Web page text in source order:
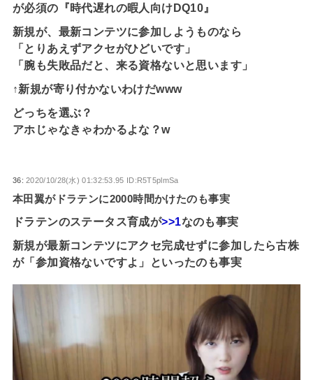
が必須の『時代遅れの暇人向けDQ10』
新規が、最新コンテツに参加しようものなら
「とりあえずアクセがひどいです」
「腕も失敗品だと、来る資格ないと思います」
↑新規が寄り付かないわけだwww
どっちを選ぶ？
アホじゃなきゃわかるよな？w
36:2020/10/28(水) 01:32:53.95 ID:R5T5plmSa
本田翼がドラテンに2000時間かけたのも事実
ドラテンのステータス育成が>>1なのも事実
新規が最新コンテツにアクセ完成せずに参加したら古株
が「参加資格ないですよ」といったのも事実